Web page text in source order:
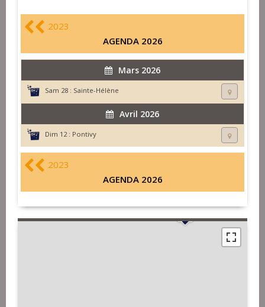
2023
AGENDA 2026
Mars 2026
Sam 28 : Sainte-Hélène
Avril 2026
Dim 12 : Pontivy
2023
AGENDA 2026